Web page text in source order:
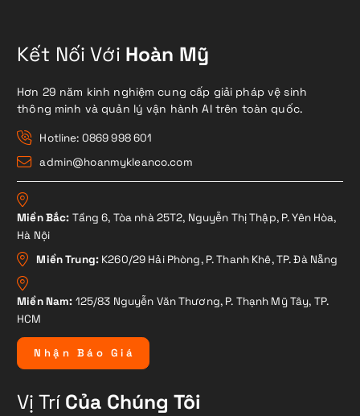
Kết Nối Với Hoàn Mỹ
Hơn 29 năm kinh nghiệm cung cấp giải pháp vệ sinh
thông minh và quản lý vận hành AI trên toàn quốc.
Hotline: 0869 998 601
admin@hoanmykleanco.com
Miền Bắc: Tầng 6, Tòa nhà 25T2, Nguyễn Thị Thập, P. Yên Hòa,
Hà Nội
Miền Trung: K260/29 Hải Phòng, P. Thanh Khê, TP. Đà Nẵng
Miền Nam: 125/83 Nguyễn Văn Thương, P. Thạnh Mỹ Tây, TP.
HCM
N hậ n B á o G i á
Vị TríCủa Chúng Tôi